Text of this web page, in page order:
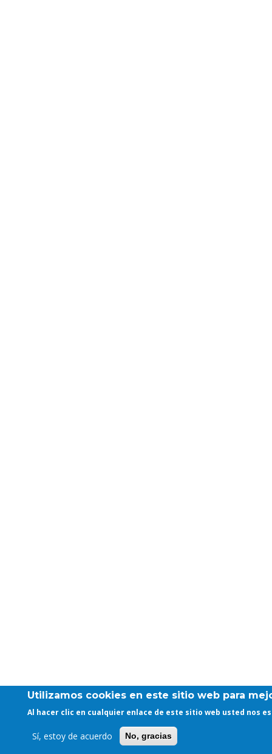
Utilizamos cookies en este sitio web para
Al hacer clic en cualquier enlace de este sitio web usted nos
Sí, estoy de acuerdo No, gracias